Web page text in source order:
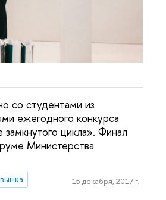
со студентами из
ежегодного конкурса
цикла». Финал
Министерства
15 декабря, 2017 г.